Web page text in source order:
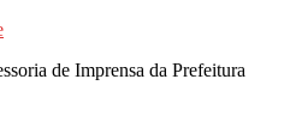
de Imprensa da Prefeitura